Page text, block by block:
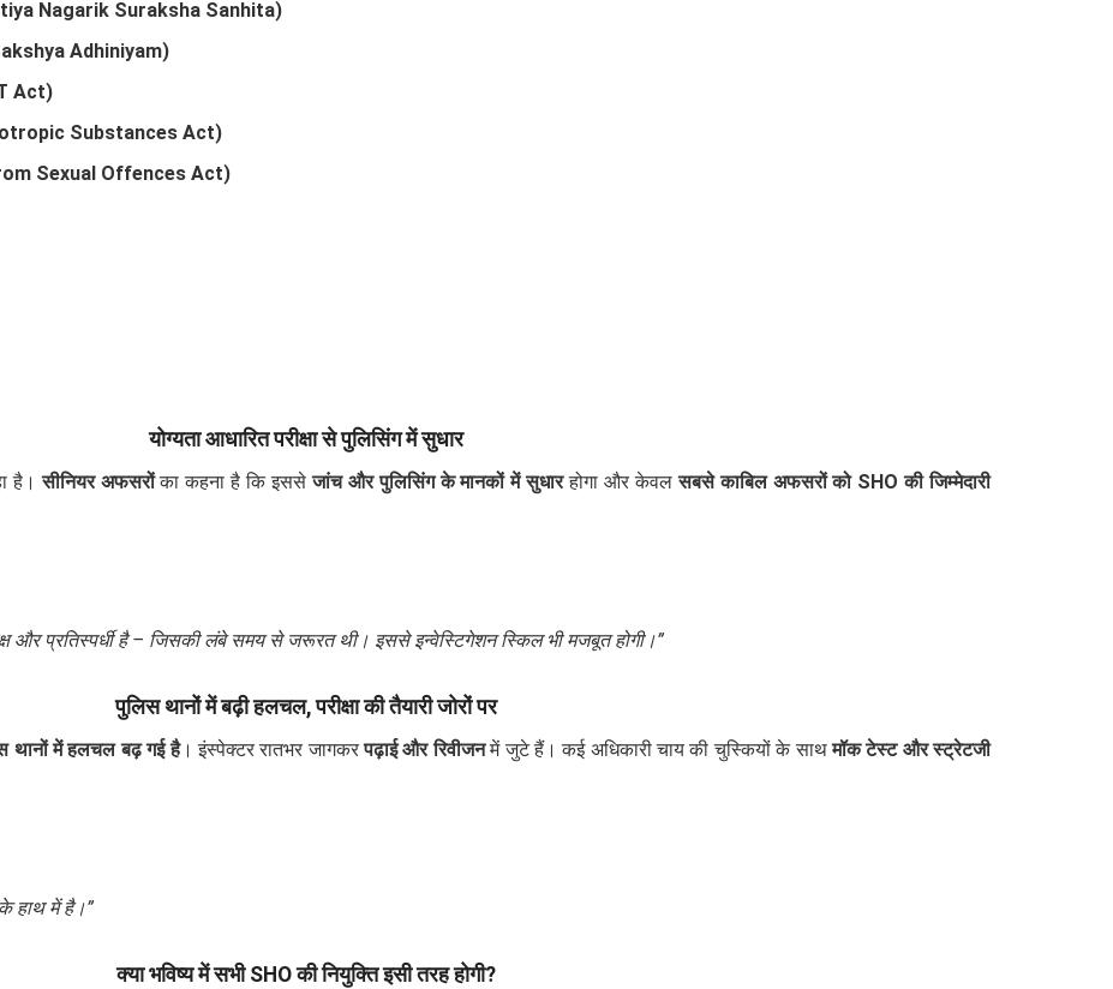
Nagarik Suraksha Sanhita)
Adhiniyam)
Act)
Substances Act)
Sexual Offences Act)
योग्यता आधारित परीक्षा से पुलिसिंग में सुधार
है।सीनियर अफसरोंका कहना है कि इससेजांच और पुलिसिंग के मानकों में सुधारहोगा और केवलसबसे काबिल अफसरों को SHO की जिम्मेदारी
और प्रतिस्पर्धी है – जिसकी लंबे समय से जरूरत थी। इससे इन्वेस्टिगेशन स्किल भी मजबूत होगी।”
पुलिस थानों में बढ़ी हलचल, परीक्षा की तैयारी जोरों पर
थानों में हलचल बढ़ गई है। इंस्पेक्टर रातभर जागकरपढ़ाई और रिवीजनमें जुटे हैं। कई अधिकारी चाय की चुस्कियों के साथमॉक टेस्ट और स्ट्रेटजी
हाथ में है।”
क्या भविष्य में सभी SHO की नियुक्ति इसी तरह होगी?